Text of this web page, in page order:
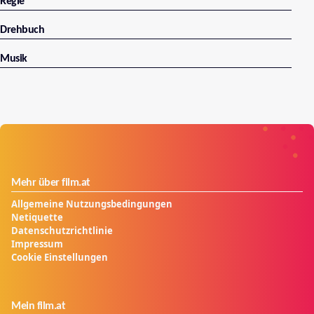
Drehbuch
Musik
Mehr über film.at
Allgemeine Nutzungsbedingungen
Netiquette
Datenschutzrichtlinie
Impressum
Cookie Einstellungen
Mein film.at